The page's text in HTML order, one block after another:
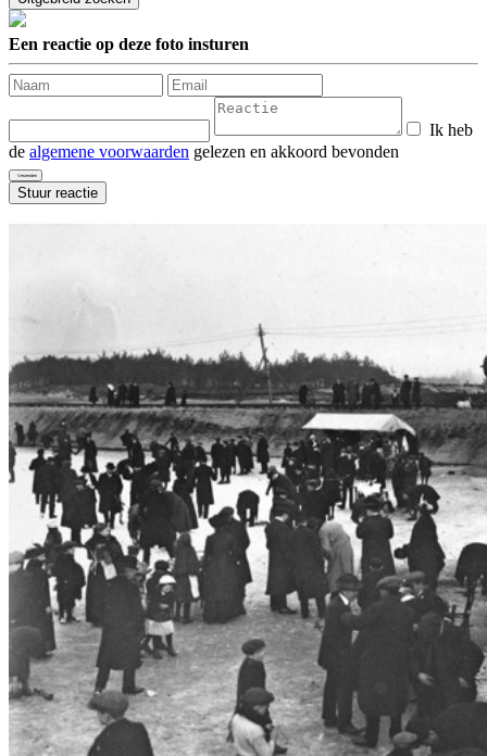
Een reactie op deze foto insturen
Ik heb
de algemene voorwaarden gelezen en akkoord bevonden